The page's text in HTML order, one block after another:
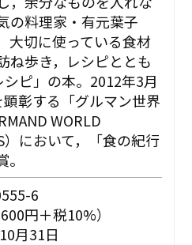
の料理家・有元葉子
大切に使っている食材
ね歩き，レシピととも
ピ」の本。2012年3月
彰する「グルマン世界
WORLD
）において，「食の紀行
6
円＋税10%）
月31日